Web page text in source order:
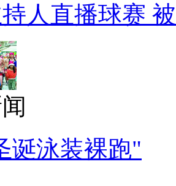
人直播球赛
诞泳装裸跑"